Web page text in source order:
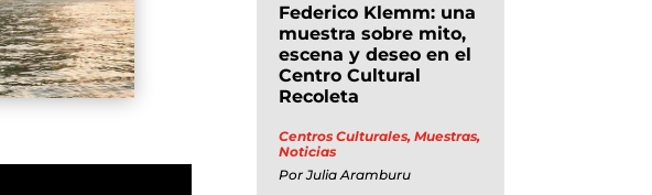
Federico Klemm: una
muestra sobre mito,
escena y deseo en el
Centro Cultural
Recoleta
Centros Culturales,Muestras,
Noticias
PorJulia Aramburu